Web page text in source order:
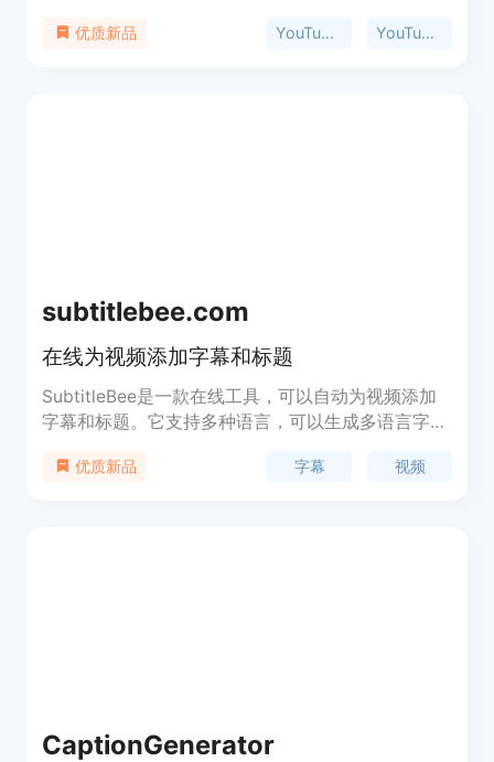
YouTube视频转录，无需注册或付费。通过一键操
优质新品 YouTube转录工具 YouTube视频转录
subtitlebee.com
在线为视频添加字幕和标题
SubtitleBee是一款在线工具，可以自动为视频添加
字幕和标题。它支持多种语言，可以生成多语言字
度条样式等，还可以裁剪视频适应不同的社交媒体平
优质新品 字幕 视频
CaptionGenerator